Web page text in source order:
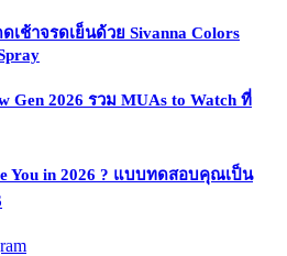
เช้าจรดเย็นด้วย Sivanna Colors
Gen 2026 รวม MUAs to Watch ที่
You in 2026 ? แบบทดสอบคุณเป็น